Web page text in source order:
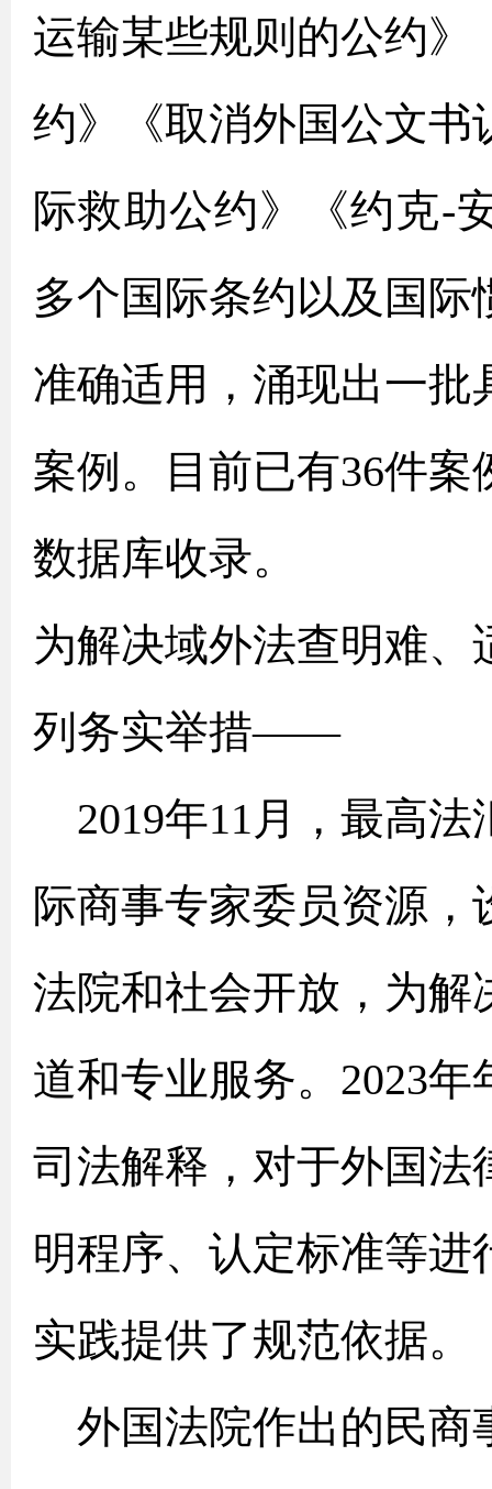
运输某些规则的公约
约》《取消外国公文书
际救助公约》《约克
多个国际条约以及国
准确适用，涌现出一
案例。目前已有36件
数据库收录。
为解决域外法查明难
列务实举措——
2019年11月，最高法
际商事专家委员资源
法院和社会开放，为解
道和专业服务。2023
司法解释，对于外国法
明程序、认定标准等
实践提供了规范依据。
外国法院作出的民商